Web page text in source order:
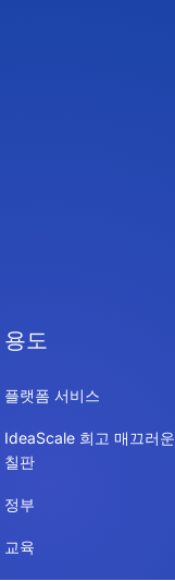
용도
플랫폼 서비스
IdeaScale 희고 매끄러운
칠판
정부
교육